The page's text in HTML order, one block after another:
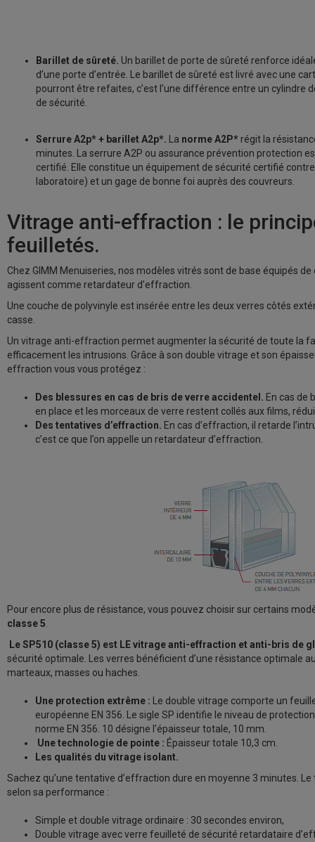
Barillet de sûreté. Un barillet de porte de sûreté renforce
d’une porte d’entrée. Le barillet de sûreté est livré avec une
pourront être refaites, c’est l’une différence entre un cylindre
de sécurité.
Serrure A2p* + barillet A2p*. La norme A2P* régit la
minutes.
La serrure A2P ou assurance prévention protection
certifié. Elle constitue un équipement de sécurité certifié
laboratoire) et un gage de bonne foi auprès des couvreurs.
Vitrage anti-effraction : le
feuilletés.
Chez GIMM Menuiseries, nos modèles vitrés sont de base équipés
agissent comme retardateur d’effraction.
Une couche de polyvinyle est insérée entre les deux verres côtés
casse.
Un vitrage anti-effraction permet augmenter la sécurité de toute la
efficacement les intrusions. Grâce à son double vitrage et son
effraction vous vous protégez :
des blessures en cas de bris de verre accidentel. En cas de
en place et les morceaux de verre restent collés aux films,
des tentatives d’effraction. En cas d’effraction, il retarde
c’est ce que l’on appelle un retardateur d’effraction.
Pour encore plus de résistance, vous pouvez choisir sur certains
classe 5
Le SP510 (classe 5) est LE vitrageanti-effraction et anti-bris de
sécurité optimale. Les verres bénéficient d’une résistance optimale
marteaux, masses ou haches.
Une protection extrême :
Le double vitrage comporte un
européenne EN 356. Le sigle SP identifie le niveau de
norme EN 356. 10 désigne l’épaisseur totale, 10 mm.
Une technologie de pointe : Épaisseur totale 10,3 cm.
Les qualités du vitrage isolant.
Sachez qu’une tentative d’effraction dure en moyenne 3 minutes.
selon sa performance :
Simple et double vitrage ordinaire : 30 secondes environ,
Double vitrage avec verre feuilleté de sécurité retardataire d’effraction : 6 minutes ou plus suivant sa